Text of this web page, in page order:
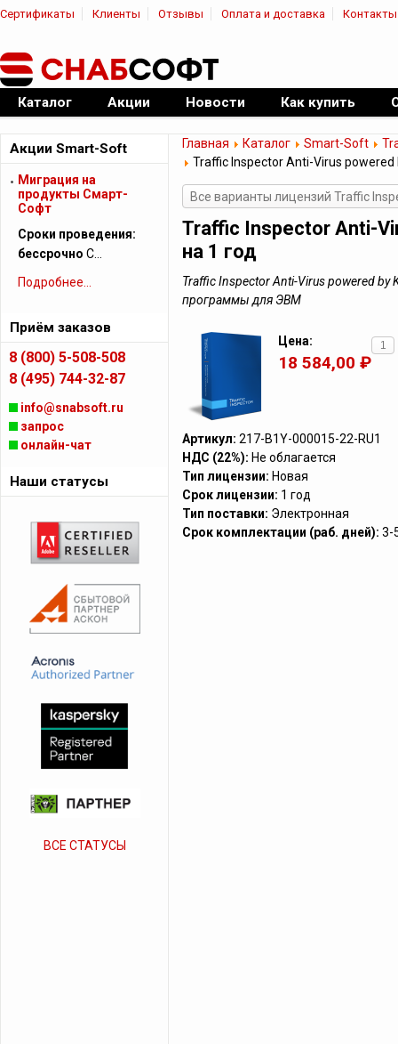
Сертификаты Клиенты Отзывы Оплата и доставка Контакты
Официальный дилер ПО
Каталог Акции Новости Как купить
Главная Каталог Smart-Soft
Traffic Inspector Anti-Virus powered
Все варианты лицензий Traffic
Traffic Inspector Anti-
на 1 год
Traffic Inspector Anti-Virus powered by
программы для ЭВМ
Цена:
18 584,00 ₽
Артикул: 217-B1Y-000015-22-RU1
НДС (22%): Не облагается
Тип лицензии: Новая
Срок лицензии: 1 год
Тип поставки: Электронная
Срок комплектации (раб. дней): 3-
Акции Smart-Soft
Миграция на
продукты Смарт-
Софт
Сроки проведения:
бессрочно С…
Подробнее...
Приём заказов
8 (800) 5-508-508
8 (495) 744-32-87
info@snabsoft.ru
запрос
онлайн-чат
Наши статусы
ВСЕ СТАТУСЫ